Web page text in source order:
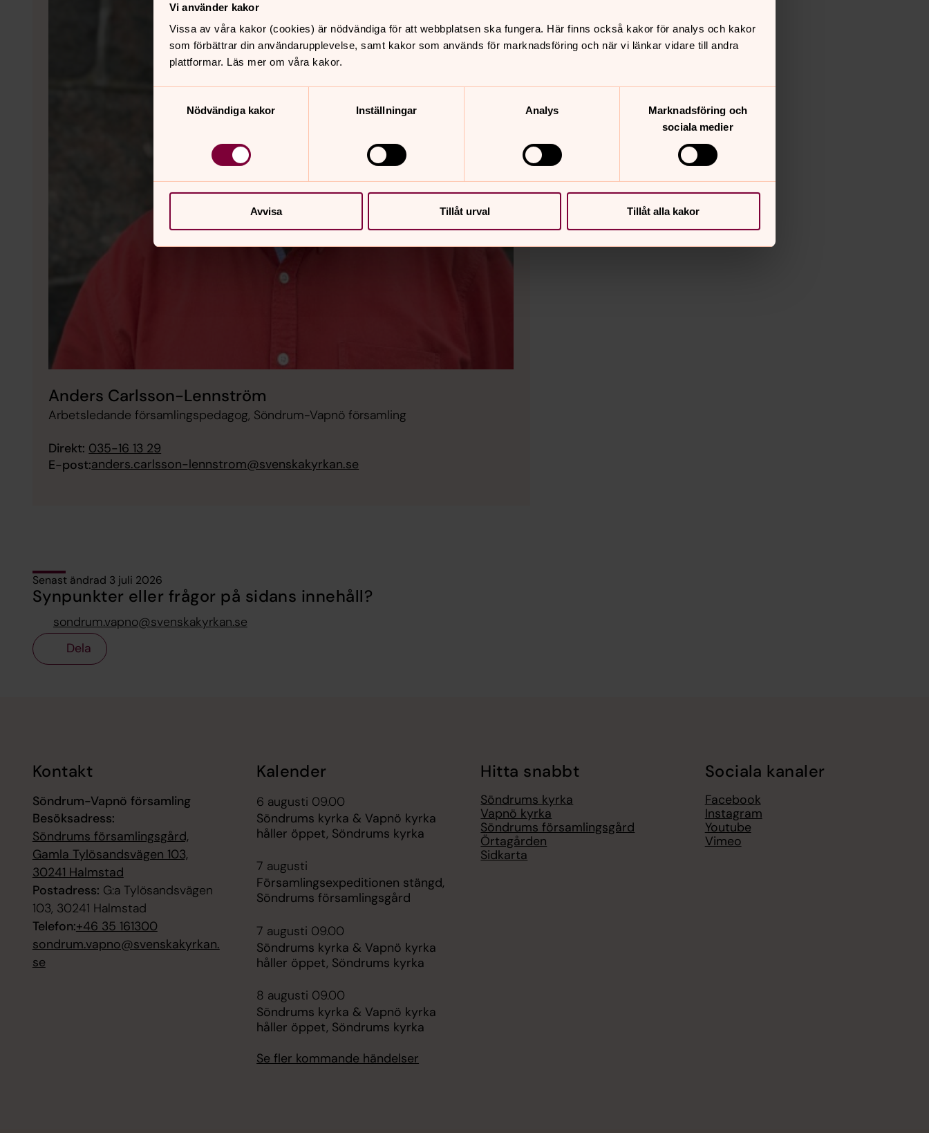
Vi använder kakor
Vissa av våra kakor (cookies) är nödvändiga för att webbplatsen ska fungera. Här finns också kakor för analys och kakor
som förbättrar din användarupplevelse, samt kakor som används för marknadsföring och när vi länkar vidare till andra
plattformar. Läs mer om våra kakor.
Nödvändiga kakor
Inställningar Analys
Marknadsföring och
sociala medier
Avvisa Tillåt urval Tillåt alla kakor
Anders Carlsson-Lennström
Arbetsledande församlingspedagog, Söndrum-Vapnö församling
Direkt: 035-16 13 29
E-post:anders.carlsson-lennstrom@svenskakyrkan.se
Senast ändrad 3 juli 2026
Synpunkter eller frågor på sidans innehåll?
sondrum.vapno@svenskakyrkan.se
Dela
Kontakt
Söndrum-Vapnö församling
Besöksadress:
Söndrums församlingsgård,
Gamla Tylösandsvägen 103,
30241 Halmstad
Postadress: G:a Tylösandsvägen
103, 30241 Halmstad
Telefon:+46 35 161300
sondrum.vapno@svenskakyrkan.
se
Kalender
6 augusti 09.00
Söndrums kyrka & Vapnö kyrka
håller öppet, Söndrums kyrka
7 augusti
Församlingsexpeditionen stängd,
Söndrums församlingsgård
7 augusti 09.00
Söndrums kyrka & Vapnö kyrka
håller öppet, Söndrums kyrka
8 augusti 09.00
Söndrums kyrka & Vapnö kyrka
håller öppet, Söndrums kyrka
Se fler kommande händelser
Hitta snabbt
Söndrums kyrka
Vapnö kyrka
Söndrums församlingsgård
Örtagården
Sidkarta
Sociala kanaler
Facebook
Instagram
Youtube
Vimeo